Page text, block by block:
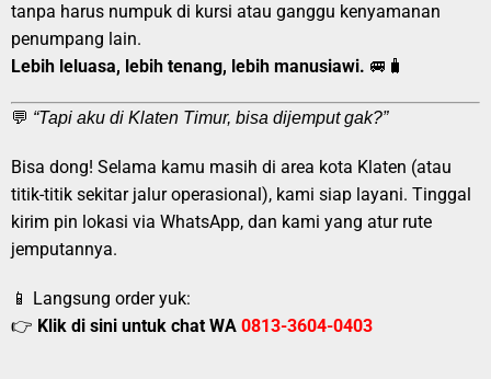
tanpa harus numpuk di kursi atau ganggu kenyamanan
penumpang lain.
Lebih leluasa, lebih tenang, lebih manusiawi. 🚐🧳
💬 “Tapi aku di Klaten Timur, bisa dijemput gak?”
Bisa dong! Selama kamu masih di area kota Klaten (atau
titik-titik sekitar jalur operasional), kami siap layani. Tinggal
kirim pin lokasi via WhatsApp, dan kami yang atur rute
jemputannya.
📱 Langsung order yuk:
👉 Klik di sini untuk chat WA 0813-3604-0403